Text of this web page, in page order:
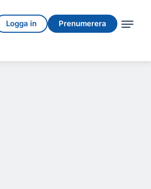
Logga in Prenumerera
Logga in Prenumerera